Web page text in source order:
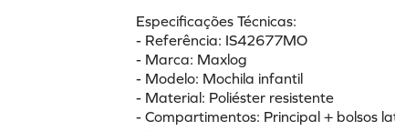
Especificações Técnicas:
- Referência: IS42677MO
- Marca: Maxlog
- Modelo: Mochila infantil
- Material: Poliéster resistente
- Compartimentos: Principal + bolsos